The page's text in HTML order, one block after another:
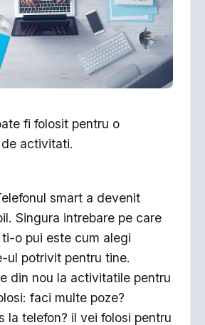
fi folosit pentru o
activitati.
smart a devenit
Singura intrebare pe care
o pui este cum alegi
ul potrivit pentru tine.
din nou la activitatile pentru
faci multe poze?
la telefon? il vei folosi pentru